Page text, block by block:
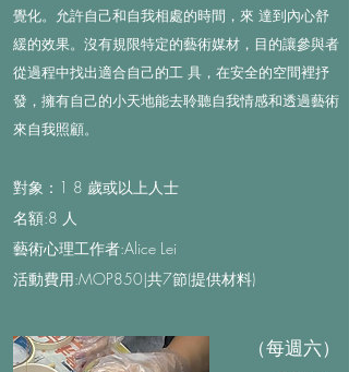
（每週六）
覺化。允許自己和自我相處的時間，來 達到內心舒
緩的效果。沒有規限特定的藝術媒材，目的讓參與者
從過程中找出適合自己的工 具，在安全的空間裡抒
發，擁有自己的小天地能去聆聽自我情感和透過藝術
來自我照顧。
對象：1 8 歲或以上人士
名額:8 人
藝術心理工作者:Alice Lei
活動費用:MOP850|共7節(提供材料)